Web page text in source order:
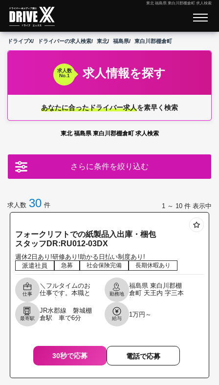
東北 福島県 東白川郡棚倉町 求人検索
ドライブX ドライバーの求人検索 東北 福島県 東白川郡棚倉町
求人数
No.1
求人情報を探す
あなたに合ったドライバー求人を素早く検索
東北 福島県 東白川郡棚倉町 求人検索
さらに条件を絞り込む
求人数 30 件 1 ～ 10 件 表示中
フォークリフトでの紙製品入出庫・梱包
スタッフDR:RU012-03DX
週休2日あり!研修あり!助かる日払い制度あり!
派遣社員
急募 社会保険完備 長期休暇あり
仕事
＼フルタイムのお
仕事です。本職と
る方を募集しま
す。／ フォークリ
フトにて紙製品の
勤務地
福島県 東白川郡棚
倉町 天王内 字三本
最寄駅
JR水郡線 磐城棚
倉駅 車で6分
給与
1万円～
30秒で応募 電話で応募